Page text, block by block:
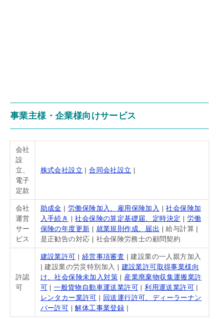
事業主様・企業様向けサービス
会社
設
立、
電子
定款
株式会社設立 |合同会社設立 |
会社
運営
サー
ビス
助成金 | 労働保険加入、雇用保険加入 |社会保険加
入手続き |社会保険の算定基礎届、定時決定 | 労働
保険の年度更新 | 就業規則作成、届出 | 給与計算 |
是正勧告の対応 | 社会保険労務士の顧問契約
許認
可
建設業許可 | 経営事項審査 | 建設業の一人親方加入
| 建設業の労災特別加入 | 建設業許可取得事業様向
け、社会保険未加入対策| 産業廃棄物収集運搬業許
可|一般貨物自動車運送業許可|利用運送業許可|
レンタカー業許可 | 回送運行許可、ディーラーナン
バー許可 |解体工事業登録 |